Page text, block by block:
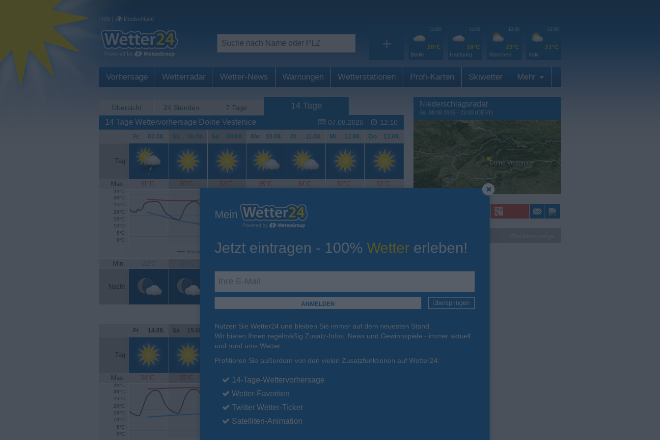
RSS | Deutschland
+
12:00
20°C
Berlin
12:00
19°C
Hamburg
12:00
23°C
München
12:00
21°C
Köln
Vorhersage Wetterradar Wetter-News Warnungen Wetterstationen Profi-Karten Skiwetter Mehr
Übersicht 24 Stunden 7 Tage 14 Tage
07.08.2026 12:10
14 Tage Wettervorhersage Dolne Vestenice
Fr. 07.08. Sa. 08.08. So. 09.08. Mo. 10.08. Di. 11.08. Mi. 12.08. Do. 13.08.
Tag
Max. 31°C 30°C 33°C 35°C 34°C 32°C 33°C
Höchsttemperatur Tiefsttemperatur Aktuelle Temperatur
0°C
5°C
10°C
15°C
20°C
25°C
30°C
35°C
Min. 22°C 15°C
Nacht
Fr. 14.08. Sa. 15.08. So. 16.08. Mo. 17.08. Di. 18.08. Mi. 19.08. Do. 20.08.
Tag
Max. 34°C 35°C 35°C 32°C 32°C
0°C
5°C
10°C
15°C
20°C
25°C
30°C
35°C
Niederschlagsradar
Sa. 08.08.2026 - 23:00 (CEST)
Dolne Vestenice
Mein
Jetzt eintragen - 100% Wetter erleben!
überspringen
Nutzen Sie Wetter24 und bleiben Sie immer auf dem neuesten Stand.
Wir bieten Ihnen regelmäßig Zusatz-Infos, News und Gewinnspiele - immer aktuell
und rund ums Wetter.
Profitieren Sie außerdem von den vielen Zusatzfunktionen auf Wetter24:
14-Tage-Wettervorhersage
Wetter-Favoriten
Twitter Wetter-Ticker
Satelliten-Animation